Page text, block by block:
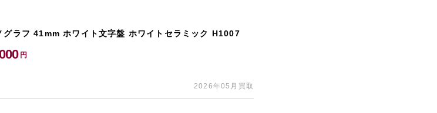
ラフ 41mm ホワイト文字盤 ホワイトセラミック H1007
円
2026年05月買取